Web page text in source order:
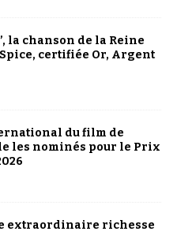
la chanson de la Reine
certifiée Or, Argent
du film de
les nominés pour le Prix
extraordinaire richesse